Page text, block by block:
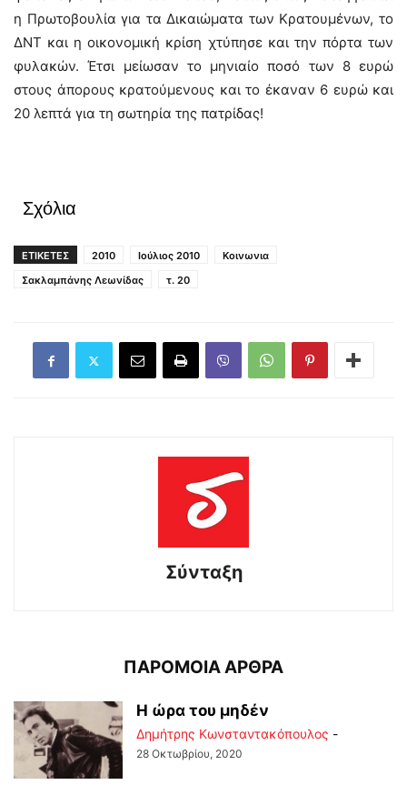
η Πρωτοβουλία για τα Δικαιώματα των Κρατουμένων, το
ΔΝΤ και η οικονομική κρίση χτύπησε και την πόρτα των
φυλακών. Έτσι μείωσαν το μηνιαίο ποσό των 8 ευρώ
στους άπορους κρατούμενους και το έκαναν 6 ευρώ και
20 λεπτά για τη σωτηρία της πατρίδας!
Σχόλια
ΕΤΙΚΕΤΕΣ 2010 Ιούλιος 2010
Κοινωνια
Σακλαμπάνης Λεωνίδας
τ. 20
Σύνταξη
ΠΑΡΟΜΟΙΑ ΑΡΘΡΑ
Η ώρα του μηδέν
Δημήτρης Κωνσταντακόπουλος -
28 Οκτωβρίου, 2020